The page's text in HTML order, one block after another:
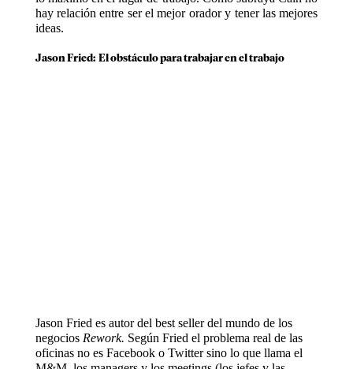
hay relación entre ser el mejor orador y tener las mejores
ideas.
Jason Fried: El obstáculo para trabajar en el trabajo
Jason Fried es autor del best seller del mundo de los
negociosRework. Según Fried el problema real de las
oficinas no es Facebook o Twitter sino lo que llama el